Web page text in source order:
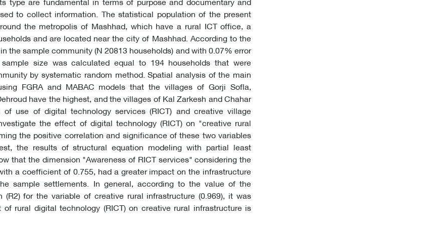
to collect information. The statistical population of the present
the metropolis of Mashhad, which have a rural ICT office, a
and are located near the city of Mashhad. According to the
the sample community (N 20813 households) and with 0.07% error
size was calculated equal to 194 households that were
by systematic random method. Spatial analysis of the main
FGRA and MABAC models that the villages of Gorji Sofla,
have the highest, and the villages of Kal Zarkesh and Chahar
use of digital technology services (RICT) and creative village
the effect of digital technology (RICT) on "creative rural
the positive correlation and significance of these two variables
the results of structural equation modeling with partial least
that the dimension "Awareness of RICT services" considering the
a coefficient of 0.755, had a greater impact on the infrastructure
sample settlements. In general, according to the value of the
for the variable of creative rural infrastructure (0.969), it was
rural digital technology (RICT) on creative rural infrastructure is